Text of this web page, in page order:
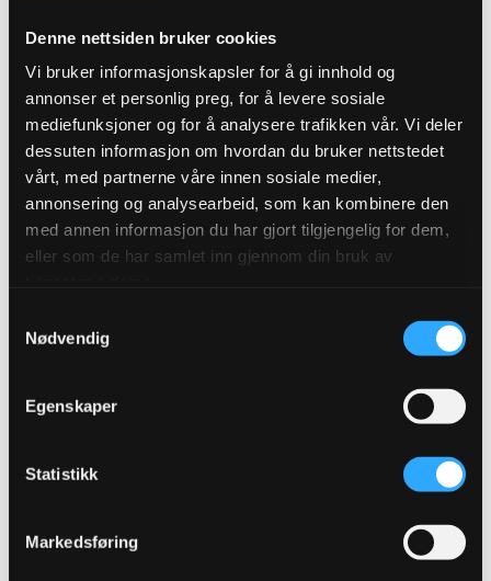
Denne nettsiden bruker cookies
Vi bruker informasjonskapsler for å gi innhold og
annonser et personlig preg, for å levere sosiale
mediefunksjoner og for å analysere trafikken vår. Vi deler
dessuten informasjon om hvordan du bruker nettstedet
vårt, med partnerne våre innen sosiale medier,
annonsering og analysearbeid, som kan kombinere den
med annen informasjon du har gjort tilgjengelig for dem,
eller som de har samlet inn gjennom din bruk av
Nødvendig
Egenskaper
Statistikk
Markedsføring
Danny Larsen om veien fra
snowboardproff til ettertraktet kunstner
LES MER
kunst, håndverk og design
kunst og innramming, på tegne- og
tekstil. Invitasjon og gratisbilletter til